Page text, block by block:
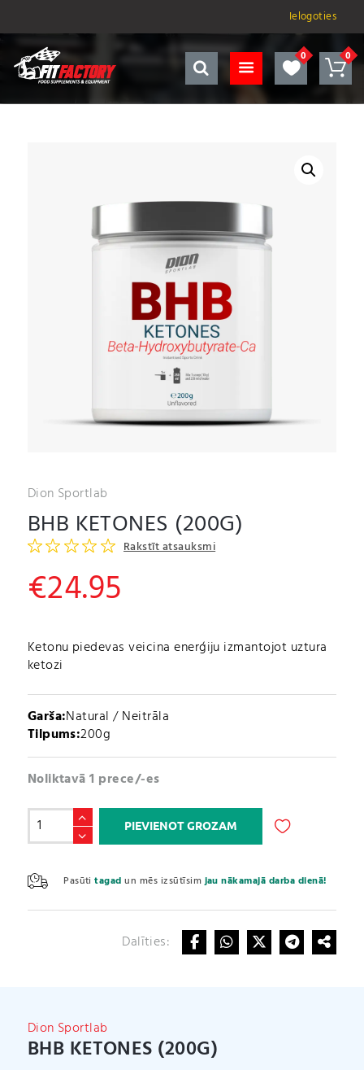
Ielogoties
Dion Sportlab
BHB KETONES (200G)
Rakstīt atsauksmi
€24.95
Ketonu piedevas veicina enerģiju izmantojot uztura
ketozi
Garša:Natural / Neitrāla
Tilpums:200g
Noliktavā 1 prece/-es
BHB
KETONES
daudzums
PIEVIENOT GROZAM
Pasūtitagad un mēs izsūtīsimjau nākamajā darba dienā!
e
r
n
Dalīties:
Dion Sportlab
BHB KETONES (200G)